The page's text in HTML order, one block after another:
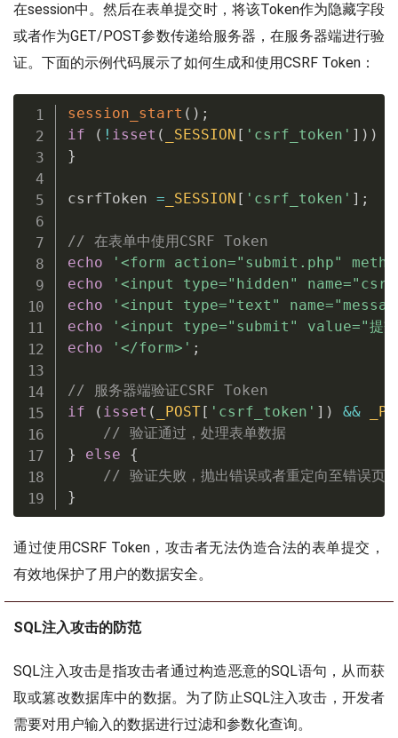
在session中。然后在表单提交时，将该Token作为隐藏字段
或者作为GET/POST参数传递给服务器，在服务器端进行验
证。下面的示例代码展示了如何生成和使用CSRF Token：
session_start ( ) ;
if
( ! isset ( _SESSION [ 'csrf_token' ] ) )
}
csrfToken = _SESSION [ 'csrf_token' ] ;
// 在表单中使用CSRF Token
echo
'<form action="submit.php"
echo
'<input type="hidden"
echo
'<input type="text"
echo
'<input type="submit" value="提
echo
'</form>' ;
// 服务器端验证CSRF Token
if
( isset ( _POST[ 'csrf_token' ] ) &&
// 验证通过，处理表单数据
}
else
{
// 验证失败，抛出错误或者重定向至错误页
}
通过使用CSRF Token，攻击者无法伪造合法的表单提交，
有效地保护了用户的数据安全。
SQL注入攻击的防范
SQL注入攻击是指攻击者通过构造恶意的SQL语句，从而获
取或篡改数据库中的数据。为了防止SQL注入攻击，开发者
需要对用户输入的数据进行过滤和参数化查询。